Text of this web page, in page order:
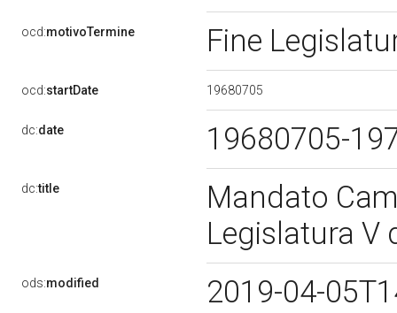
ocd:motivoTermine Fine
ocd:startDate 19680705
dc:date 19680705-
dc:title
Mandato
Legislatura V
ods:modified 2019-04-